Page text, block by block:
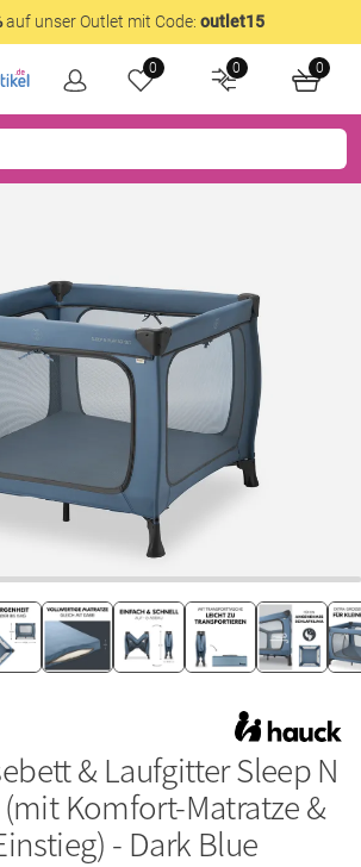
auf unser Outlet mit Code: outlet15
0 0 0
& Laufgitter Sleep N
(mit Komfort-Matratze &
- Dark Blue